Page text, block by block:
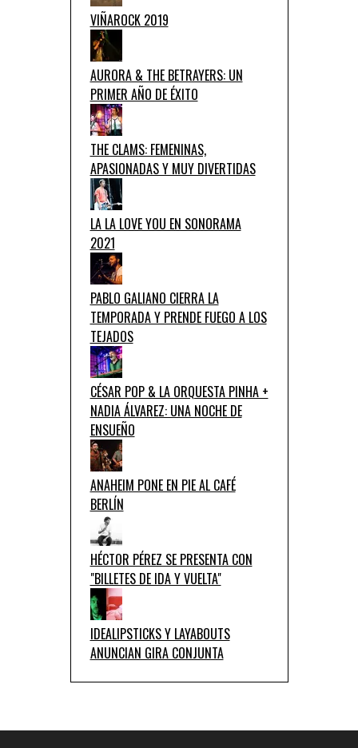
VIÑAROCK 2019
AURORA & THE BETRAYERS: UN
PRIMER AÑO DE ÉXITO
THE CLAMS: FEMENINAS,
APASIONADAS Y MUY DIVERTIDAS
LA LA LOVE YOU EN SONORAMA
2021
PABLO GALIANO CIERRA LA
TEMPORADA Y PRENDE FUEGO A LOS
TEJADOS
CÉSAR POP & LA ORQUESTA PINHA +
NADIA ÁLVAREZ: UNA NOCHE DE
ENSUEÑO
ANAHEIM PONE EN PIE AL CAFÉ
BERLÍN
HÉCTOR PÉREZ SE PRESENTA CON
"BILLETES DE IDA Y VUELTA"
IDEALIPSTICKS Y LAYABOUTS
ANUNCIAN GIRA CONJUNTA